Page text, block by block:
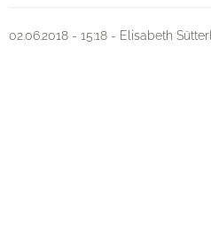
02.06.2018 - 15:18 - Elisabeth